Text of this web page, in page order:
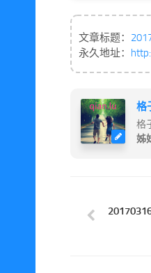
文章标题：
永久地址：
格
格
姊